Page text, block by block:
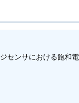
ンサにおける飽